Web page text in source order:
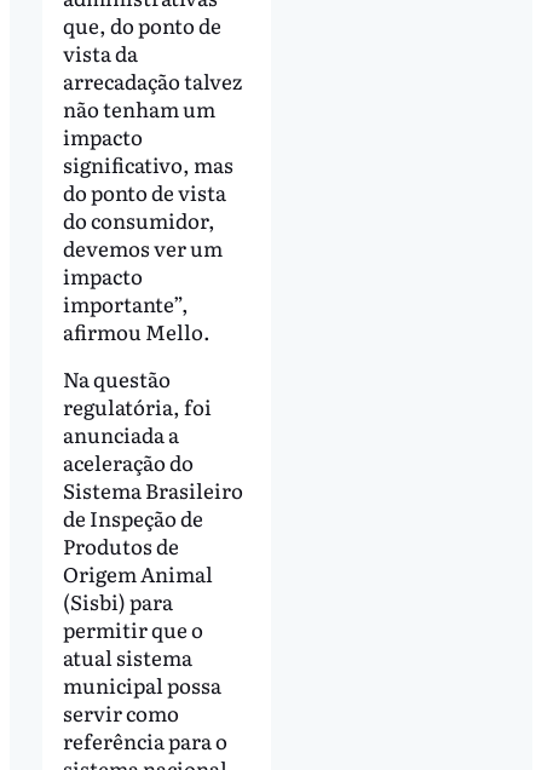
que, do ponto de
vista da
arrecadação talvez
não tenham um
impacto
significativo, mas
do ponto de vista
do consumidor,
devemos ver um
impacto
importante”,
afirmou Mello.
Na questão
regulatória, foi
anunciada a
aceleração do
Sistema Brasileiro
de Inspeção de
Produtos de
Origem Animal
(Sisbi) para
permitir que o
atual sistema
municipal possa
servir como
referência para o